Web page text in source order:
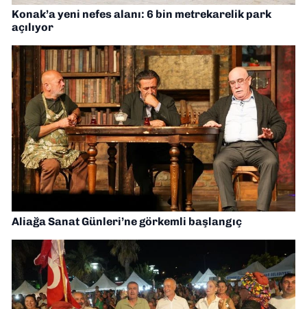
Konak’a yeni nefes alanı: 6 bin metrekarelik park
açılıyor
Aliağa Sanat Günleri’ne görkemli başlangıç